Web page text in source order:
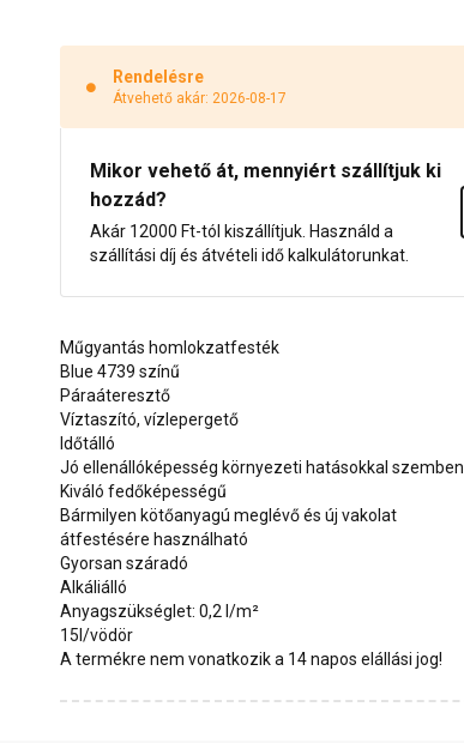
Rendelésre
Átvehető akár: 2026-08-17
Mikor vehető át, mennyiért szállítjuk ki
hozzád?
Akár 12000 Ft-tól kiszállítjuk. Használd a
szállítási díj és átvételi idő kalkulátorunkat.
Műgyantás homlokzatfesték
Blue 4739 színű
Páraáteresztő
Víztaszító, vízlepergető
Időtálló
Jó ellenállóképesség környezeti hatásokkal szemben
Kiváló fedőképességű
Bármilyen kötőanyagú meglévő és új vakolat
átfestésére használható
Gyorsan száradó
Alkáliálló
Anyagszükséglet: 0,2 l/m²
15l/vödör
A termékre nem vonatkozik a 14 napos elállási jog!